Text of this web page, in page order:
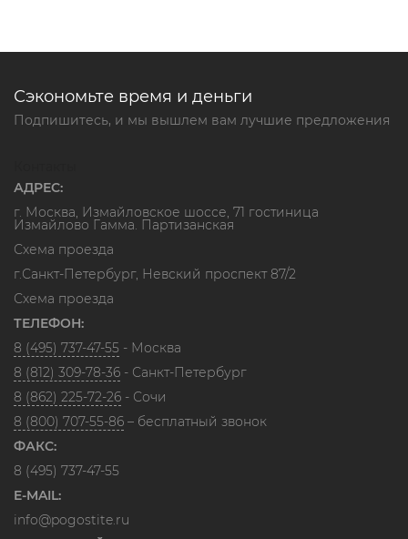
Сэкономьте время и деньги
Подпишитесь, и мы вышлем вам лучшие предложения
АДРЕС:
г. Москва, Измайловское шоссе, 71 гостиница
Измайлово Гамма. Партизанская
Схема проезда
г.Санкт-Петербург, Невский проспект 87/2
Схема проезда
ТЕЛЕФОН:
8 (495) 737-47-55 - Москва
8 (812) 309-78-36 - Санкт-Петербург
8 (862) 225-72-26 - Сочи
8 (800) 707-55-86 – бесплатный звонок
ФАКС:
8 (495) 737-47-55
E-MAIL:
info@pogostite.ru